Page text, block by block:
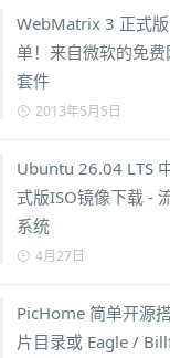
WebMatrix 3 正式
单！来自微软的免
套件
2013年5月5日
Ubuntu 26.04 LTS
式版ISO镜像下载 -
系统
4月27日
PicHome 简单开源
片目录或 Eagle /